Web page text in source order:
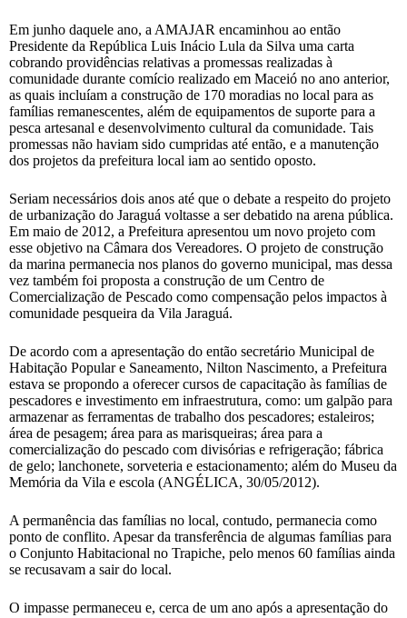
Em junho daquele ano, a AMAJAR encaminhou ao então
Presidente da República Luis Inácio Lula da Silva uma carta
cobrando providências relativas a promessas realizadas à
comunidade durante comício realizado em Maceió no ano anterior,
as quais incluíam a construção de 170 moradias no local para as
famílias remanescentes, além de equipamentos de suporte para a
pesca artesanal e desenvolvimento cultural da comunidade. Tais
promessas não haviam sido cumpridas até então, e a manutenção
dos projetos da prefeitura local iam ao sentido oposto.
Seriam necessários dois anos até que o debate a respeito do projeto
de urbanização do Jaraguá voltasse a ser debatido na arena pública.
Em maio de 2012, a Prefeitura apresentou um novo projeto com
esse objetivo na Câmara dos Vereadores. O projeto de construção
da marina permanecia nos planos do governo municipal, mas dessa
vez também foi proposta a construção de um Centro de
Comercialização de Pescado como compensação pelos impactos à
comunidade pesqueira da Vila Jaraguá.
De acordo com a apresentação do então secretário Municipal de
Habitação Popular e Saneamento, Nilton Nascimento, a Prefeitura
estava se propondo a oferecer cursos de capacitação às famílias de
pescadores e investimento em infraestrutura, como: um galpão para
armazenar as ferramentas de trabalho dos pescadores; estaleiros;
área de pesagem; área para as marisqueiras; área para a
comercialização do pescado com divisórias e refrigeração; fábrica
de gelo; lanchonete, sorveteria e estacionamento; além do Museu da
Memória da Vila e escola (ANGÉLICA, 30/05/2012).
A permanência das famílias no local, contudo, permanecia como
ponto de conflito. Apesar da transferência de algumas famílias para
o Conjunto Habitacional no Trapiche, pelo menos 60 famílias ainda
se recusavam a sair do local.
O impasse permaneceu e, cerca de um ano após a apresentação do